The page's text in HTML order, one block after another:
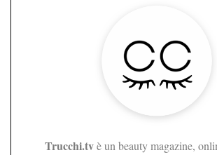
Trucchi.tvè un beauty magazine,